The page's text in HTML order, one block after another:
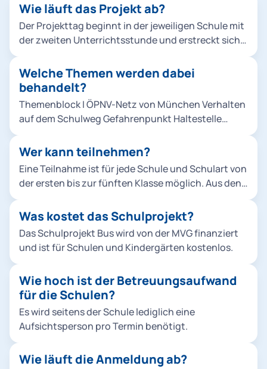
Wie läuft das Projekt ab?
Der Projekttag beginnt in der jeweiligen Schule mit
der zweiten Unterrichtsstunde und erstreckt sich
Uhr). Zunächst findet bis zur Pause ein
theoretischer Unterricht in der Klasse statt. Nach
der Pause folgt ein praktischer Teil in einem vor der
Schule bereitgestellten Bus. Anschließend
besichtigen wir mit der gesamten Klasse einen
Teilnehmer*innen Urkunden, Bilder und eine kleine
Erinnerung an den Projekttag.
Welche Themen werden dabei
behandelt?
Themenblock I ÖPNV-Netz von München Verhalten
auf dem Schulweg Gefahrenpunkt Haltestelle
Ein- und Aussteigen Verhalten während der Fahrt
Bremsübungen
Wer kann teilnehmen?
Eine Teilnahme ist für jede Schule und Schulart von
der ersten bis zur fünften Klasse möglich. Aus den
teilnehmen.
Was kostet das Schulprojekt?
Das Schulprojekt Bus wird von der MVG finanziert
und ist für Schulen und Kindergärten kostenlos.
Wie hoch ist der Betreuungsaufwand
für die Schulen?
Es wird seitens der Schule lediglich eine
Aufsichtsperson pro Termin benötigt.
Wie läuft die Anmeldung ab?